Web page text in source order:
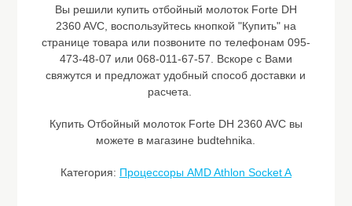
Вы решили купить отбойный молоток Forte DH
2360 AVC, воспользуйтесь кнопкой "Купить" на
странице товара или позвоните по телефонам 095-
473-48-07 или 068-011-67-57. Вскоре с Вами
свяжутся и предложат удобный способ доставки и
расчета.
Купить Отбойный молоток Forte DH 2360 AVC вы
можете в магазине budtehnika.
Категория: Процессоры AMD Athlon Socket A